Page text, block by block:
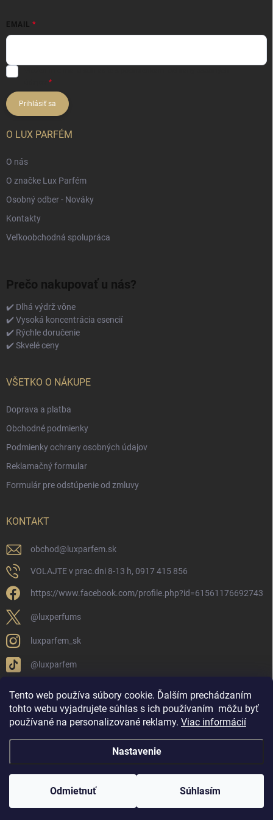
Tento web používa súbory cookie. Ďalším prechádzaním
tohto webu vyjadrujete súhlas s ich používaním môžu byť
používané na personalizované reklamy. Viac informácií
Nastavenie
Odmietnuť Súhlasím
EMAIL
Prihlásiť sa
O LUX PARFÉM
O nás
O značke Lux Parfém
Osobný odber - Nováky
Kontakty
Veľkoobchodná spolupráca
Prečo nakupovať u nás?
✔️ Dlhá výdrž vône
✔️ Vysoká koncentrácia esencií
✔️ Rýchle doručenie
✔️ Skvelé ceny
VŠETKO O NÁKUPE
Doprava a platba
Obchodné podmienky
Podmienky ochrany osobných údajov
Reklamačný formular
Formulár pre odstúpenie od zmluvy
KONTAKT
obchod@ luxparfem.sk
VOLAJTE v prac.dni 8-13 h, 0917 415 856
https://www.facebook.com/profile.php?id=61561176692743
@luxperfums
luxparfem_sk
@luxparfem
LUX PARFÉM NOVÁKY
Lux Parfém Skupina na FB
Lux Parfum - Česká Republika
Lux Parfumok - Hungary
Vytvoril Shoptet
Copyright 2026LUX PARFÉM. Všetky práva vyhradené.Upraviť nastavenie